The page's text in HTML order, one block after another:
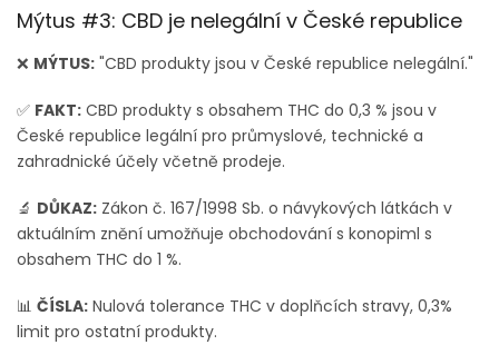
Mýtus #3: CBD je nelegální v České republice
❌ MÝTUS: "CBD produkty jsou v České republice nelegální."
✅ FAKT: CBD produkty s obsahem THC do 0,3 % jsou v
České republice legální pro průmyslové, technické a
zahradnické účely včetně prodeje.
🔬 DŮKAZ: Zákon č. 167/1998 Sb. o návykových látkách v
aktuálním znění umožňuje obchodování s konopiml s
obsahem THC do 1 %.
📊 ČÍSLA: Nulová tolerance THC v doplňcích stravy, 0,3%
limit pro ostatní produkty.